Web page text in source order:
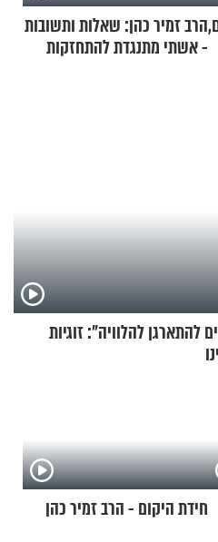
הרב זמיר כהן: שאלות ותשובות
- אשתי מתנגדת להתחזקות
להתארגן להלוויה": זוגיות
חידת היקום - הרב זמיר כהן